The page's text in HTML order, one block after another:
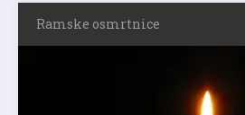
Ramske osmrtnice